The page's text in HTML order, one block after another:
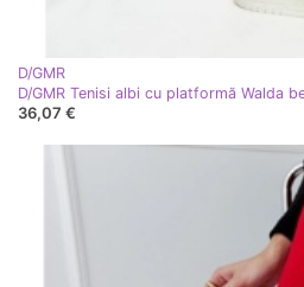
D/GMR
D/GMR Tenisi albi cu platformă Walda
36,07 €